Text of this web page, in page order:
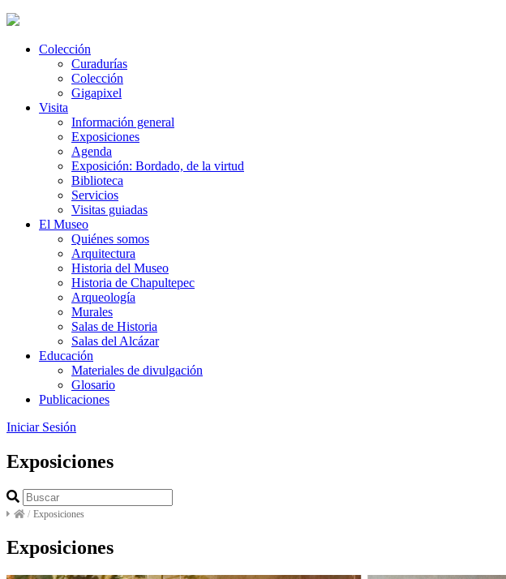
Colección
Curadurías
Colección
Gigapixel
Visita
Información general
Exposiciones
Agenda
Exposición: Bordado, de la virtud
Biblioteca
Servicios
Visitas guiadas
El Museo
Quiénes somos
Arquitectura
Historia del Museo
Historia de Chapultepec
Arqueología
Murales
Salas de Historia
Salas del Alcázar
Educación
Materiales de divulgación
Glosario
Publicaciones
Iniciar Sesión
Exposiciones
/ Exposiciones
Exposiciones